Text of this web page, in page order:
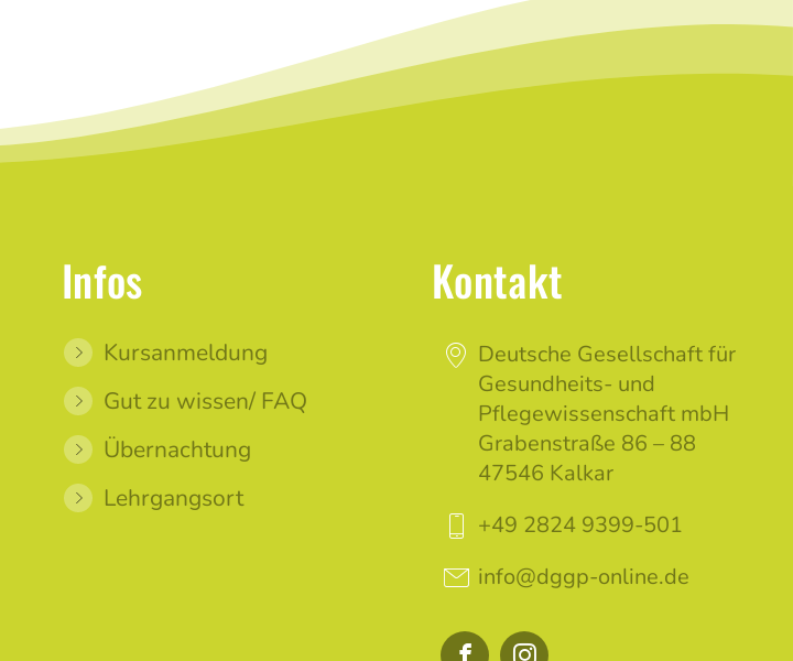
Infos
Kursanmeldung
Gut zu wissen/ FAQ
Übernachtung
Lehrgangsort
Kontakt
Deutsche Gesellschaft für
Gesundheits- und
Pflegewissenschaft mbH
Grabenstraße 86 – 88
47546 Kalkar
+49 2824 9399-501
info@dggp-online.de